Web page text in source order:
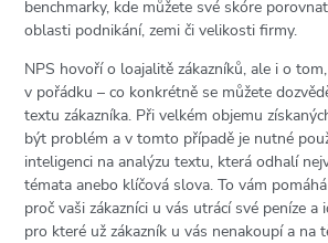
benchmarky, kde můžete své skóre
oblasti podnikání, zemi či velikosti firmy.
NPS hovoří o loajalitě zákazníků, ale i o
v pořádku – co konkrétně se můžete
textu zákazníka. Při velkém objemu
být problém a v tomto případě je nutné
inteligenci na analýzu textu, která odhalí
témata anebo klíčová slova. To vám
proč vaši zákazníci u vás utrácí své peníze
pro které už zákazník u vás nenakoupí a na